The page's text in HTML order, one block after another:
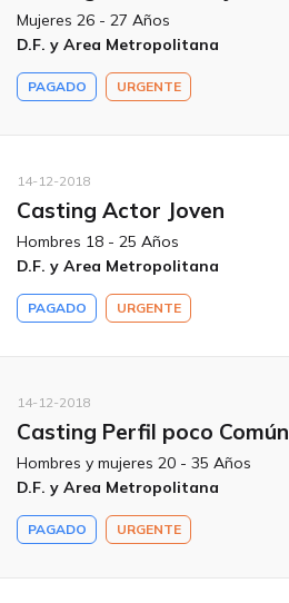
Mujeres 26 - 27 Años
D.F. y Area Metropolitana
PAGADO URGENTE
14-12-2018
Casting Actor Joven
Hombres 18 - 25 Años
D.F. y Area Metropolitana
PAGADO URGENTE
14-12-2018
Casting Perfil poco Común
Hombres y mujeres 20 - 35 Años
D.F. y Area Metropolitana
PAGADO URGENTE